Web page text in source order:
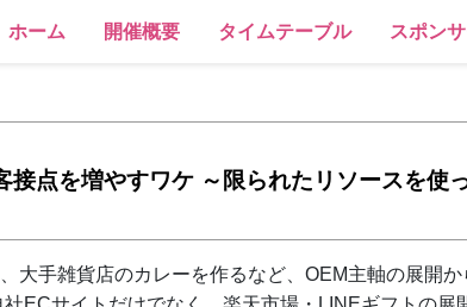
ホーム 開催概要 タイムテーブル スポン
点を増やすワケ ～限られたリソースを使
大手雑貨店のカレーを作るなど、OEM主軸の展開